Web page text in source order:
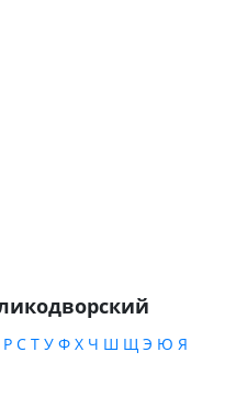
Р С Т У Ф Х Ч Ш Щ Э Ю Я